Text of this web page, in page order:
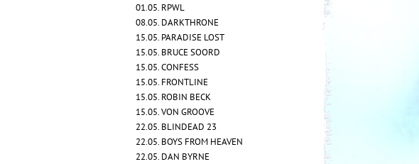
01.05. RPWL
08.05. DARKTHRONE
15.05. PARADISE LOST
15.05. BRUCE SOORD
15.05. CONFESS
15.05. FRONTLINE
15.05. ROBIN BECK
15.05. VON GROOVE
22.05. BLINDEAD 23
22.05. BOYS FROM HEAVEN
22.05. DAN BYRNE